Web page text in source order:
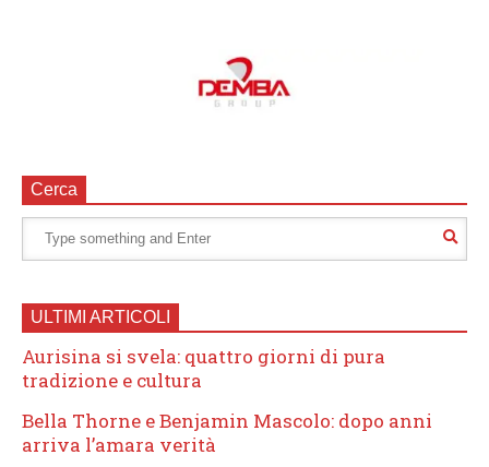
Cerca
ULTIMI ARTICOLI
Aurisina si svela: quattro giorni di pura
tradizione e cultura
Bella Thorne e Benjamin Mascolo: dopo anni
arriva l’amara verità